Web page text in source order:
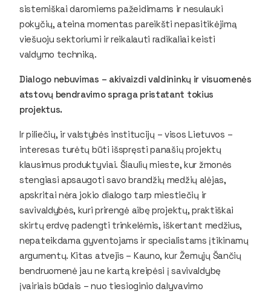
sistemiškai daromiems pažeidimams ir nesulauki
pokyčių, ateina momentas pareikšti nepasitikėjimą
viešuoju sektoriumi ir reikalauti radikaliai keisti
valdymo techniką.
Dialogo nebuvimas – akivaizdi valdininkų ir visuomenės
atstovų bendravimo spraga pristatant tokius
projektus.
Ir piliečių, ir valstybės institucijų – visos Lietuvos –
interesas turėtų būti išspręsti panašių projektų
klausimus produktyviai. Šiaulių mieste, kur žmonės
stengiasi apsaugoti savo brandžių medžių alėjas,
apskritai nėra jokio dialogo tarp miestiečių ir
savivaldybės, kuri prirengė aibę projektų, praktiškai
skirtų erdvę padengti trinkelėmis, iškertant medžius,
nepateikdama gyventojams ir specialistams įtikinamų
argumentų. Kitas atvejis – Kauno, kur Žemųjų Šančių
bendruomenė jau ne kartą kreipėsi į savivaldybę
įvairiais būdais – nuo tiesioginio dalyvavimo